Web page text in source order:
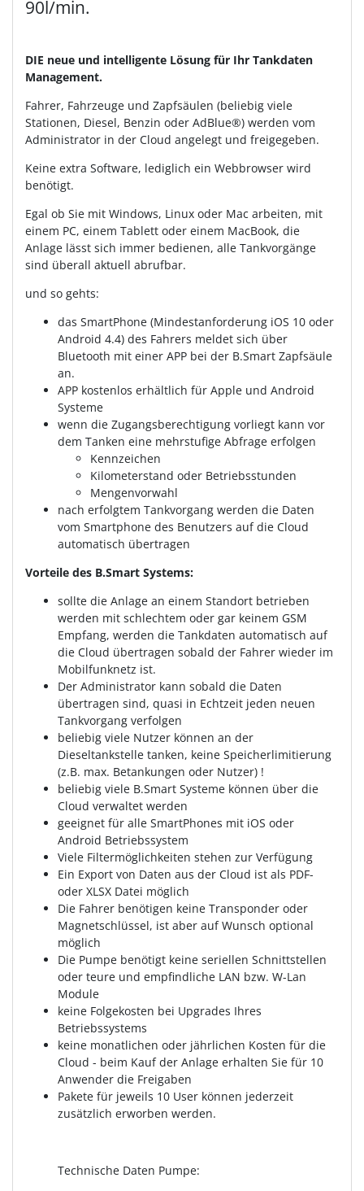
90l/min.
DIE neue und intelligente Lösung für Ihr Tankdaten
Management.
Fahrer, Fahrzeuge und Zapfsäulen (beliebig viele
Stationen, Diesel, Benzin oder AdBlue®) werden vom
Administrator in der Cloud angelegt und freigegeben.
Keine extra Software, lediglich ein Webbrowser wird
benötigt.
Egal ob Sie mit Windows, Linux oder Mac arbeiten, mit
einem PC, einem Tablett oder einem MacBook, die
Anlage lässt sich immer bedienen, alle Tankvorgänge
sind überall aktuell abrufbar.
und so gehts:
das SmartPhone (Mindestanforderung iOS 10 oder
Android 4.4) des Fahrers meldet sich über
Bluetooth mit einer APP bei der B.Smart Zapfsäule
an.
APP kostenlos erhältlich für Apple und Android
Systeme
wenn die Zugangsberechtigung vorliegt kann vor
dem Tanken eine mehrstufige Abfrage erfolgen
Kennzeichen
Kilometerstand oder Betriebsstunden
Mengenvorwahl
nach erfolgtem Tankvorgang werden die Daten
vom Smartphone des Benutzers auf die Cloud
automatisch übertragen
Vorteile des B.Smart Systems:
sollte die Anlage an einem Standort betrieben
werden mit schlechtem oder gar keinem GSM
Empfang, werden die Tankdaten automatisch auf
die Cloud übertragen sobald der Fahrer wieder im
Mobilfunknetz ist.
Der Administrator kann sobald die Daten
übertragen sind, quasi in Echtzeit jeden neuen
Tankvorgang verfolgen
beliebig viele Nutzer können an der
Dieseltankstelle tanken, keine Speicherlimitierung
(z.B. max. Betankungen oder Nutzer) !
beliebig viele B.Smart Systeme können über die
Cloud verwaltet werden
geeignet für alle SmartPhones mit iOS oder
Android Betriebssystem
Viele Filtermöglichkeiten stehen zur Verfügung
Ein Export von Daten aus der Cloud ist als PDF-
oder XLSX Datei möglich
Die Fahrer benötigen keine Transponder oder
Magnetschlüssel, ist aber auf Wunsch optional
möglich
Die Pumpe benötigt keine seriellen Schnittstellen
oder teure und empfindliche LAN bzw. W-Lan
Module
keine Folgekosten bei Upgrades Ihres
Betriebssystems
keine monatlichen oder jährlichen Kosten für die
Cloud - beim Kauf der Anlage erhalten Sie für 10
Anwender die Freigaben
Pakete für jeweils 10 User können jederzeit
zusätzlich erworben werden.
Technische Daten Pumpe: